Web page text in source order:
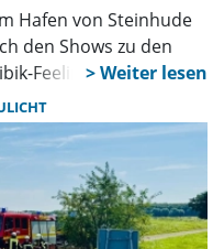
Hafen von Steinhude
den Shows zu den
Feeling,
dem Programm. Der
frei.